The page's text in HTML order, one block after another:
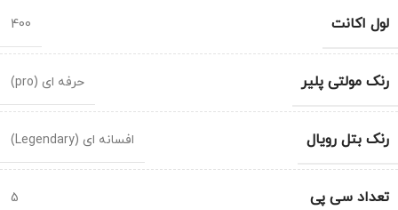
لول اکانت 400
رنک مولتی پلیر حرفه ای (pro)
رنک بتل رویال افسانه ای (Legendary)
تعداد سی پی 5